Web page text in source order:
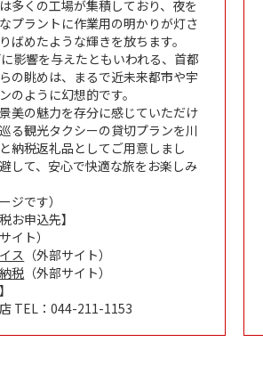
多くの工場が集積しており、夜を
プラントに作業用の明かりが灯さ
ばめたような輝きを放ちます。
影響を与えたともいわれる、首都
の眺めは、まるで近未来都市や宇
のように幻想的です。
美の魅力を存分に感じていただけ
る観光タクシーの貸切プランを川
納税返礼品としてご用意しまし
して、安心で快適な旅をお楽しみ
ジです）
お申込先】
イト）
ス （外部サイト）
税 （外部サイト）
TEL：044-211-1153